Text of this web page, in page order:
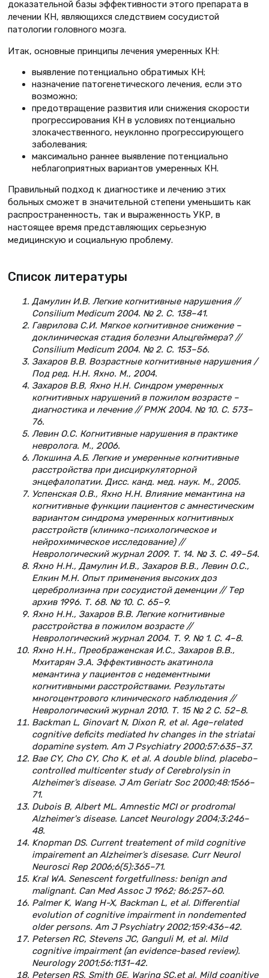
доказательной базы эффективности этого препарата в
лечении КН, являющихся следствием сосудистой
патологии головного мозга.
Итак, основные принципы лечения умеренных КН:
выявление потенциально обратимых КН;
назначение патогенетического лечения, если это
возможно;
предотвращение развития или снижения скорости
прогрессирования КН в условиях потенциально
злокачественного, неуклонно прогрессирующего
заболевания;
максимально раннее выявление потенциально
неблагоприятных вариантов умеренных КН.
Правильный подход к диагностике и лечению этих
больных сможет в значительной степени уменьшить как
распространенность, так и выраженность УКР, в
настоящее время представляющих серьезную
медицинскую и социальную проблему.
Список литературы
Дамулин И.В. Легкие когнитивные нарушения //
Consilium Medicum 2004. № 2. С. 138–41.
Гаврилова С.И. Мягкое когнитивное снижение –
доклиническая стадия болезни Альцгеймера? //
Consilium Medicum 2004. № 2. С. 153–56.
Захаров В.В. Возрастные когнитивные нарушения /
Под ред. Н.Н. Яхно. М., 2004.
Захаров В.В, Яхно Н.Н. Синдром умеренных
когнитивных нарушений в пожилом возрасте –
диагностика и лечение // РМЖ 2004. № 10. С. 573–
76.
Левин О.С. Когнитивные нарушения в практике
невролога. М., 2006.
Локшина А.Б. Легкие и умеренные когнитивные
расстройства при дисциркуляторной
энцефалопатии. Дисс. канд. мед. наук. М., 2005.
Успенская О.В., Яхно Н.Н. Влияние мемантина на
когнитивные функции пациентов с амнестическим
вариантом синдрома умеренных когнитивных
расстройств (клинико-психологическое и
нейрохимическое исследование) //
Неврологический журнал 2009. Т. 14. № 3. С. 49–54.
Яхно Н.Н., Дамулин И.В., Захаров В.В., Левин О.С.,
Елкин М.Н. Опыт применения высоких доз
церебролизина при сосудистой деменции // Тер
архив 1996. Т. 68. № 10. С. 65–9.
Яхно Н.Н., Захаров В.В. Легкие когнитивные
расстройства в пожилом возрасте //
Неврологический журнал 2004. Т. 9. № 1. С. 4–8.
Яхно Н.Н., Преображенская И.С., Захаров В.В.,
Мхитарян Э.А. Эффективность акатинола
мемантина у пациентов с недементными
когнитивными расстройствами. Результаты
многоцентрового клинического наблюдения //
Неврологический журнал 2010. Т. 15 № 2 С. 52–8.
Backman L, Ginovart N, Dixon R, et al. Age–related
cognitive deficits mediated hv changes in the striatai
dopamine system. Am J Psychiatry 2000;57:635–37.
Вае CY, Cho CY, Cho K, et al. A double blind, placebo–
controlled multicenter study of Cerebrolysin in
Alzheimer’s disease. J Am Geriatr Soc 2000;48:1566–
71.
Dubois B, Albert ML. Amnestic MCI or prodromal
Alzheimer's disease. Lancet Neurology 2004;3:246–
48.
Knopman DS. Current treatement of mild cognitive
impairement an Alzheimer’s disesase. Curr Neurol
Neurosci Rep 2006;6(5):365–71.
Kral WA. Senescent forgetfullness: benign and
malignant. Can Med Assoc J 1962; 86:257–60.
Palmer K, Wang H-X, Backman L, et al. Differential
evolution of cognitive impairment in nondemented
older persons. Am J Psychiatry 2002;159:436–42.
Petersen RC, Stevens JC, Ganguli M, et al. Mild
cognitive impairment (an evidence-based review).
Neurology 2001;56:1131–42.
Petersen RS, Smith GE, Waring SC,et al. Mild cognitive